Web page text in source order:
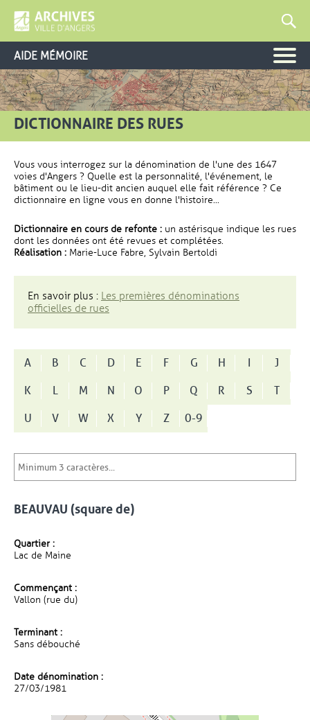
AIDE MÉMOIRE
DICTIONNAIRE DES RUES
Vous vous interrogez sur la dénomination de l'une des 1647
voies d'Angers ? Quelle est la personnalité, l'événement, le
bâtiment ou le lieu-dit ancien auquel elle fait référence ? Ce
dictionnaire en ligne vous en donne l'histoire...
Dictionnaire en cours de refonte : un astérisque indique les rues
dont les données ont été revues et complétées.
Réalisation : Marie-Luce Fabre, Sylvain Bertoldi
En savoir plus : Les premières dénominations
officielles de rues
A B C D E F G H I
J
K
L M N O P Q R S
T
U
V W X Y Z 0-9
BEAUVAU (square de)
Quartier :
Lac de Maine
Commençant :
Vallon (rue du)
Terminant :
Sans débouché
Date dénomination :
27/03/1981